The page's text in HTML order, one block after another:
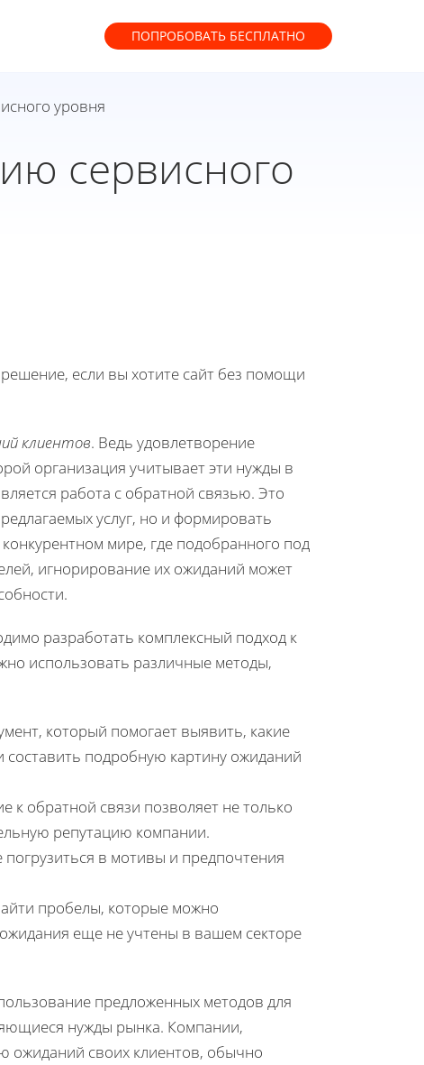
ПОПРОБОВАТЬ БЕСПЛАТНО
уровня
сервисного
если вы хотите сайт без помощи
клиентов. Ведь удовлетворение
организация учитывает эти нужды в
работа с обратной связью. Это
услуг, но и формировать
мире, где подобранного под
игнорирование их ожиданий может
разработать комплексный подход к
использовать различные методы,
который помогает выявить, какие
подробную картину ожиданий
к обратной связи позволяет не только
репутацию компании.
в мотивы и предпочтения
пробелы, которые можно
еще не учтены в вашем секторе
предложенных методов для
нужды рынка. Компании,
ожиданий своих клиентов, обычно